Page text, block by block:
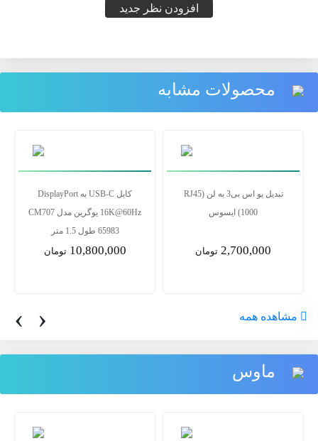
افزودن نظر جدید
محصولات مشابه
کابل USB-C به DisplayPort
16K@60Hz یوگرین مدل CM707
65983 طول 1.5 متر
10,800,000 تومان
تبدیل یو اس بی3 به لن RJ45)
1000) ایسوس
2,700,000 تومان
‹ › مشاهده همه
ماوس